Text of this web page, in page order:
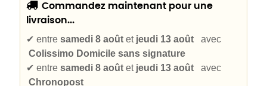
Commandez maintenant pour une
livraison...
✔ entre samedi 8 août et jeudi 13 août
avec
Colissimo Domicile sans signature
✔ entre samedi 8 août et jeudi 13 août
avec
Chronopost